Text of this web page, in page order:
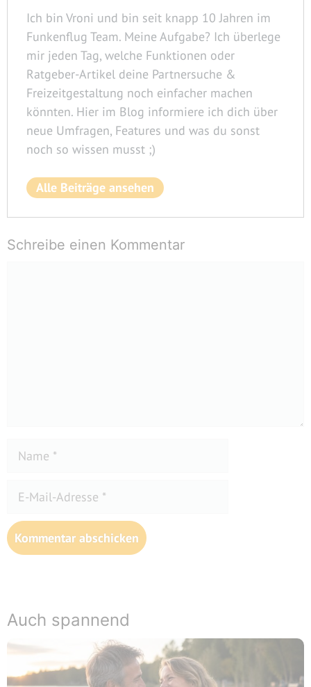
Ich bin Vroni und bin seit knapp 10 Jahren im
Funkenflug Team. Meine Aufgabe? Ich überlege
mir jeden Tag, welche Funktionen oder
Ratgeber-Artikel deine Partnersuche &
Freizeitgestaltung noch einfacher machen
könnten. Hier im Blog informiere ich dich über
neue Umfragen, Features und was du sonst
noch so wissen musst ;)
Alle Beiträge ansehen
Schreibe einen Kommentar
Name
Adresse
Website
Auch spannend